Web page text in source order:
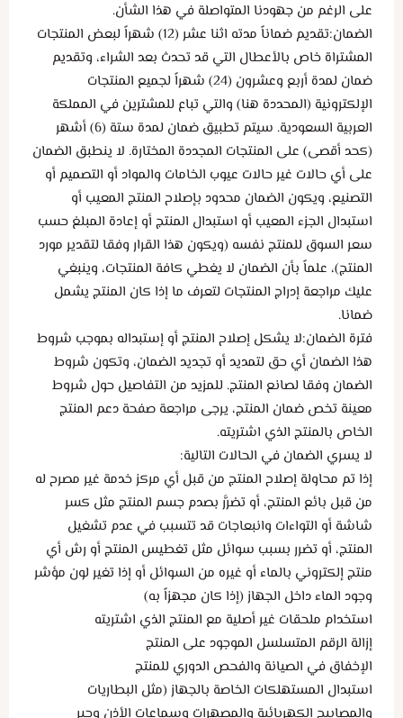
على الرغم من جهودنا المتواصلة في هذا الشأن.
الضمان:تقديم ضماناً مدته اثنا عشر (12) شهراً لبعض المنتجات
المشتراة خاص بالأعطال التي قد تحدث بعد الشراء، وتقديم
ضمان لمدة أربع وعشرون (24) شهراً لجميع المنتجات
الإلكترونية (المحددة هنا) والتي تباع للمشترين في المملكة
العربية السعودية. سيتم تطبيق ضمان لمدة ستة (6) أشهر
(كحد أقصى) على المنتجات المجددة المختارة. لا ينطبق الضمان
على أي حالات غير حالات عيوب الخامات والمواد أو التصميم أو
التصنيع، ويكون الضمان محدود بإصلاح المنتج المعيب أو
استبدال الجزء المعيب أو استبدال المنتج أو إعادة المبلغ حسب
سعر السوق للمنتج نفسه (ويكون هذا القرار وفقا لتقدير مورد
المنتج)، علماً بأن الضمان لا يغطي كافة المنتجات، وينبغي
عليك مراجعة إدراج المنتجات لتعرف ما إذا كان المنتج يشمل
ضمانا.
فترة الضمان:لا يشكل إصلاح المنتج أو إستبداله بموجب شروط
هذا الضمان أي حق لتمديد أو تجديد الضمان، وتكون شروط
الضمان وفقا لصانع المنتج. للمزيد من التفاصيل حول شروط
معينة تخص ضمان المنتج، يرجى مراجعة صفحة دعم المنتج
الخاص بالمنتج الذي اشتريته.
لا يسري الضمان في الحالات التالية:
إذا تم محاولة إصلاح المنتج من قبل أي مركز خدمة غير مصرح له
من قبل بائع المنتج، أو تضرَّر بصدم جسم المنتج مثل كسر
شاشة أو التواءات وانبعاجات قد تتسبب في عدم تشغيل
المنتج، أو تضرر بسبب سوائل مثل تغطيس المنتج أو رش أي
منتج إلكتروني بالماء أو غيره من السوائل أو إذا تغير لون مؤشر
وجود الماء داخل الجهاز (إذا كان مجهزاً به)
استخدام ملحقات غير أصلية مع المنتج الذي اشتريته
إزالة الرقم المتسلسل الموجود على المنتج
الإخفاق في الصيانة والفحص الدوري للمنتج
استبدال المستهلكات الخاصة بالجهاز (مثل البطاريات